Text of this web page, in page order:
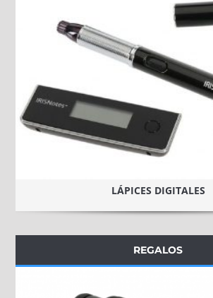
LÁPICES DIGITALES
REGALOS